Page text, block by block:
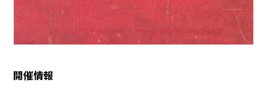
開催情報